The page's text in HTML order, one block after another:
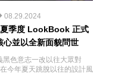
08.29.2024
季度 LookBook 正式
心並以全新面貌問世
黑色意志一改以往大眾對
今年夏天跳脫以往的設計風